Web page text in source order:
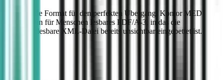
Das hybride Format für den perfekten Übergang: Kontor MED
generiert ein für Menschen lesbares PDF/A-3, in das die
maschinenlesbare XML-Datei bereits unsichtbar eingebettet ist.